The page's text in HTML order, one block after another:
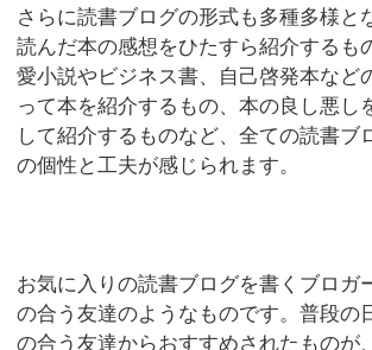
さらに読書ブログの形式も多種多様と
読んだ本の感想をひたすら紹介するも
愛小説やビジネス書、自己啓発本など
って本を紹介するもの、本の良し悪し
して紹介するものなど、全ての読書ブ
の個性と工夫が感じられます。
お気に入りの読書ブログを書くブロガ
の合う友達のようなものです。普段の
の合う友達からおすすめされたものが